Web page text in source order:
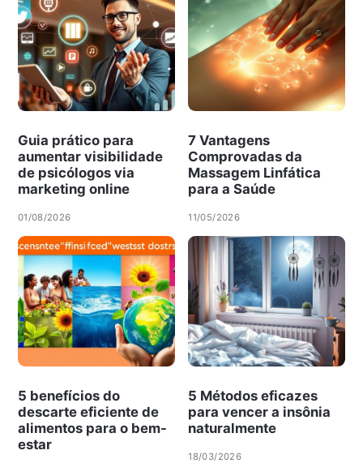
Guia prático para
aumentar visibilidade
de psicólogos via
marketing online
01/08/2026
7 Vantagens
Comprovadas da
Massagem Linfática
para a Saúde
11/05/2026
5 benefícios do
descarte eficiente de
alimentos para o bem-
estar
5 Métodos eficazes
para vencer a insônia
naturalmente
18/03/2026